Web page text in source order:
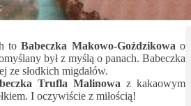
toBabeczka Makowo-Goździkowa o
był z myślą o panach. Babeczka
ze słodkich migdałów.
Trufla Malinowa z kakaowym
I oczywiście z miłością!